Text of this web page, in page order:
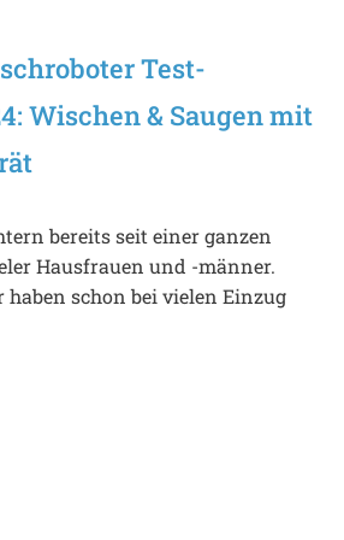
Test-
Wischen & Saugen mit
bereits seit einer ganzen
Hausfrauen und -männer.
haben schon bei vielen Einzug